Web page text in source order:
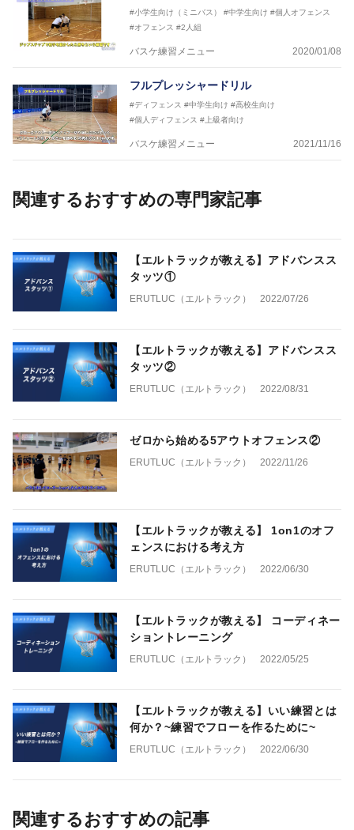
#小学生向け（ミニバス） #中学生向け #個人オフェンス
#オフェンス #2人組
バスケ練習メニュー 2020/01/08
フルプレッシャードリル
#ディフェンス #中学生向け #高校生向け
#個人ディフェンス #上級者向け
バスケ練習メニュー 2021/11/16
関連するおすすめの専門家記事
【エルトラックが教える】アドバンスス
タッツ①
ERUTLUC（エルトラック） 2022/07/26
【エルトラックが教える】アドバンスス
タッツ②
ERUTLUC（エルトラック） 2022/08/31
ゼロから始める5アウトオフェンス②
ERUTLUC（エルトラック） 2022/11/26
【エルトラックが教える】 1on1のオフ
ェンスにおける考え方
ERUTLUC（エルトラック） 2022/06/30
【エルトラックが教える】 コーディネー
ショントレーニング
ERUTLUC（エルトラック） 2022/05/25
【エルトラックが教える】いい練習とは
何か？~練習でフローを作るために~
ERUTLUC（エルトラック） 2022/06/30
関連するおすすめの記事